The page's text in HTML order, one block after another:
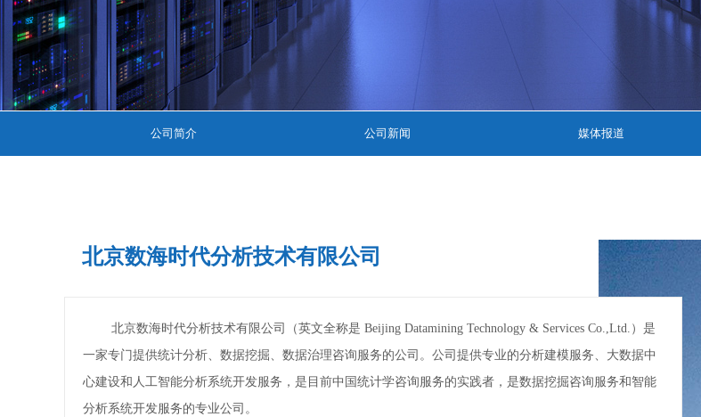
公司简介 公司新闻 媒体报道
北京数海时代分析技术有限公司
北京数海时代分析技术有限公司（英文全称是 Beijing Datamining Technology & Services Co.,Ltd.）是
一家专门提供统计分析、数据挖掘、数据治理咨询服务的公司。公司提供专业的分析建模服务、大数据中
心建设和人工智能分析系统开发服务，是目前中国统计学咨询服务的实践者，是数据挖掘咨询服务和智能
分析系统开发服务的专业公司。